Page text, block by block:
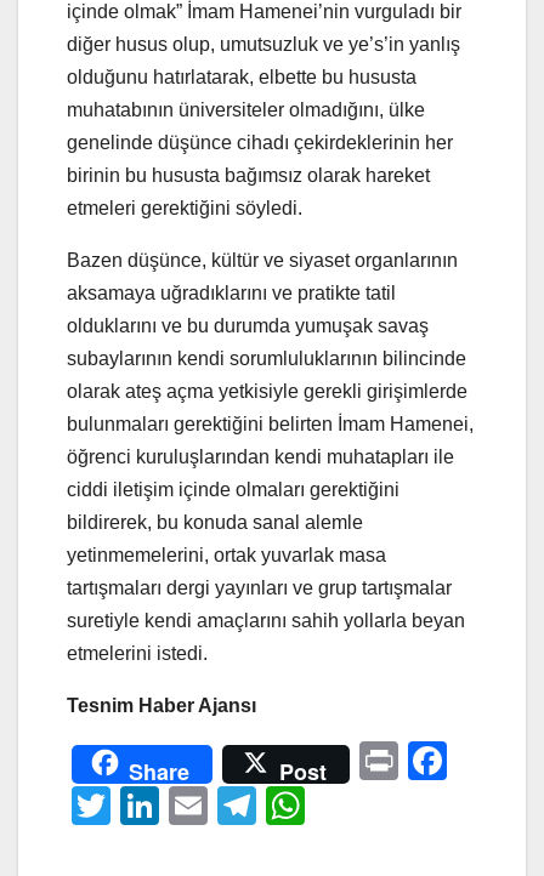
içinde olmak” İmam Hamenei’nin vurguladı bir
diğer husus olup, umutsuzluk ve ye’s’in yanlış
olduğunu hatırlatarak, elbette bu hususta
muhatabının üniversiteler olmadığını, ülke
genelinde düşünce cihadı çekirdeklerinin her
birinin bu hususta bağımsız olarak hareket
etmeleri gerektiğini söyledi.
Bazen düşünce, kültür ve siyaset organlarının
aksamaya uğradıklarını ve pratikte tatil
olduklarını ve bu durumda yumuşak savaş
subaylarının kendi sorumluluklarının bilincinde
olarak ateş açma yetkisiyle gerekli girişimlerde
bulunmaları gerektiğini belirten İmam Hamenei,
öğrenci kuruluşlarından kendi muhatapları ile
ciddi iletişim içinde olmaları gerektiğini
bildirerek, bu konuda sanal alemle
yetinmemelerini, ortak yuvarlak masa
tartışmaları dergi yayınları ve grup tartışmalar
suretiyle kendi amaçlarını sahih yollarla beyan
etmelerini istedi.
Tesnim Haber Ajansı
Share Post
Pr
T
Li
E
T